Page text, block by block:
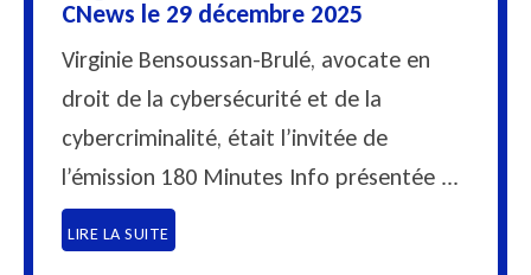
CNews le 29 décembre 2025
Virginie Bensoussan-Brulé, avocate en
droit de la cybersécurité et de la
cybercriminalité, était l’invitée de
l’émission 180 Minutes Info présentée ...
LIRE LA SUITE